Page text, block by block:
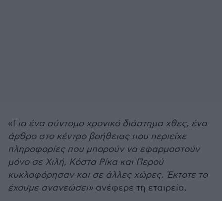
«Για ένα σύντομο χρονικό διάστημα χθες, ένα
άρθρο στο κέντρο βοήθειας που περιείχε
πληροφορίες που μπορούν να εφαρμοστούν
μόνο σε Χιλή, Κόστα Ρίκα και Περού
κυκλοφόρησαν και σε άλλες χώρες. Έκτοτε το
έχουμε ανανεώσει» ανέφερε τη εταιρεία.